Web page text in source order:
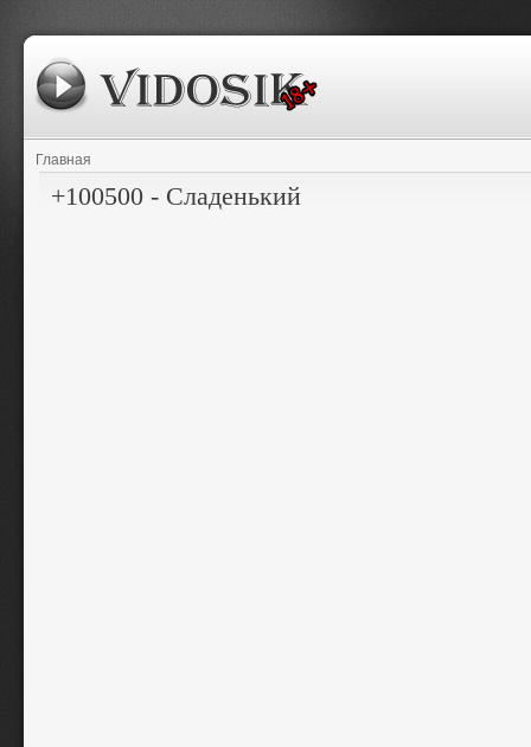
Главная
+100500 - Сладенький